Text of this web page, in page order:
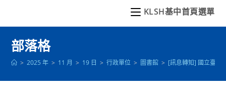
KLSH基中首頁選單
部落格
> 2025 年 > 11 月 > 19 日 > 行政單位 > 圖書館 > [訊息轉知] 國立臺北